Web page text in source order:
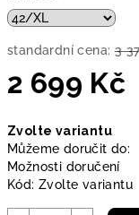
standardní cena: 3
2 699 Kč
cena:
Zvolte variantu
Můžeme doručit do:
Možnosti doručení
Kód: Zvolte variantu